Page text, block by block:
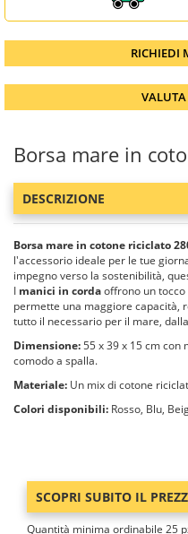
RICHIEDI
Borsa mare in
DESCRIZIONE
Borsa mare in cotone riciclato
l'accessorio ideale per le tue
impegno verso la sostenibilità,
I manici in cordaoffrono un
permette una maggiore capacità,
tutto il necessario per il mare,
Dimensione:55 x 39 x 15 cm con
comodo a spalla.
Materiale: Un mix di cotone
Colori disponibili: Rosso, Blu,
SCOPRI SUBITO IL
Quantità minima ordinabile 25